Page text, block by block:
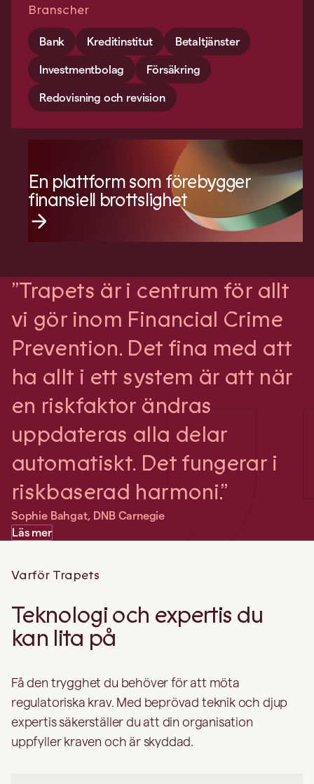
Branscher
Bank Kreditinstitut Betaltjänster
Investmentbolag Försäkring
Redovisning och revision
En plattform som förebygger
finansiell brottslighet
”Trapets är i centrum för allt
vi gör inom Financial Crime
Prevention. Det fina med att
ha allt i ett system är att när
en riskfaktor ändras
uppdateras alla delar
automatiskt. Det fungerar i
riskbaserad harmoni.”
Sophie Bahgat, DNB Carnegie
Läs mer
Varför Trapets
Teknologi och expertis du
kan lita på
Få den trygghet du behöver för att möta
regulatoriska krav. Med beprövad teknik och djup
expertis säkerställer du att din organisation
uppfyller kraven och är skyddad.